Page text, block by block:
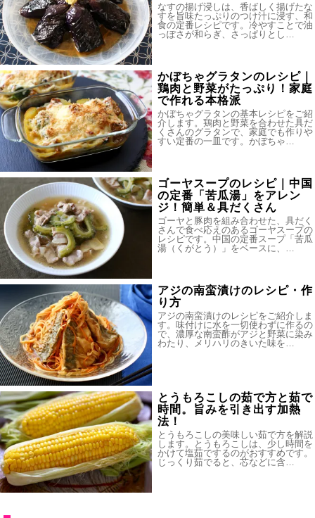
なすの揚げ浸しは、香ばしく揚げたな
すを旨味たっぷりのつけ汁に浸す、和
食の定番レシピです。冷やすことで油
っぽさが和らぎ、さっぱりとし…
かぼちゃグラタンのレシピ｜
鶏肉と野菜がたっぷり！家庭
で作れる本格派
かぼちゃグラタンの基本レシピをご紹
介します。鶏肉と野菜を合わせた具だ
くさんのグラタンで、家庭でも作りや
すい定番の一皿です。かぼちゃ…
ゴーヤスープのレシピ｜中国
の定番「苦瓜湯」をアレン
ジ！簡単＆具だくさん
ゴーヤと豚肉を組み合わせた、具だく
さんで食べ応えのあるゴーヤスープの
レシピです。中国の定番スープ「苦瓜
湯（くがとう）」をベースに、…
アジの南蛮漬けのレシピ・作
り方
アジの南蛮漬けのレシピをご紹介しま
す。味付けに水を一切使わずに作るの
で、濃厚な南蛮酢がアジと野菜に染み
わたり、メリハリのきいた味を…
とうもろこしの茹で方と茹で
時間。旨みを引き出す加熱
法！
とうもろこしの美味しい茹で方を解説
します。とうもろこしは、少し時間を
かけて塩茹でするのがおすすめです。
じっくり茹でると、芯などに含…